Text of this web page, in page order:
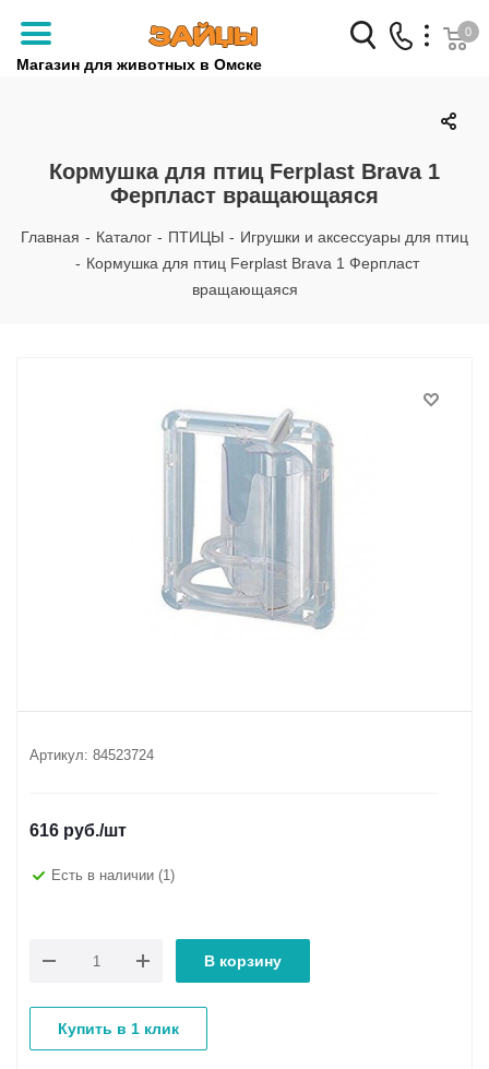
Магазин для животных в Омске
Заказать звонок
+7 (3812) 79-04-04
+7 (950) 959-88-32
0
Кормушка для птиц Ferplast Brava 1
Ферпласт вращающаяся
Главная - Каталог - ПТИЦЫ - Игрушки и аксессуары для птиц
- Кормушка для птиц Ferplast Brava 1 Ферпласт
вращающаяся
Артикул: 84523724
616 руб./шт
Есть в наличии (1)
В корзину
Купить в 1 клик